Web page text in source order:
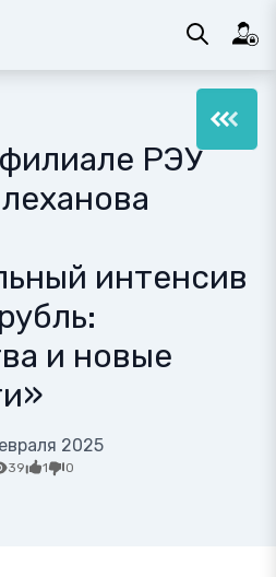
РЭУ
интенсив
и новые
2025
39 1 0